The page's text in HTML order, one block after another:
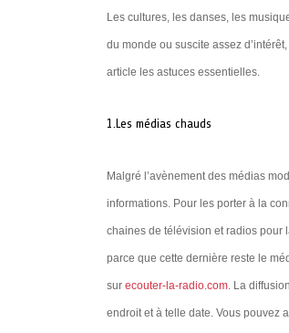
Les cultures, les danses, les
du monde ou suscite assez
article les astuces essentielles.
1.Les médias chauds
Malgré l’avènement des médias
informations. Pour les porter à la
chaines de télévision et radios pour
parce que cette dernière reste le
sur ecouter-la-radio.com. La
endroit et à telle date. Vous pouvez